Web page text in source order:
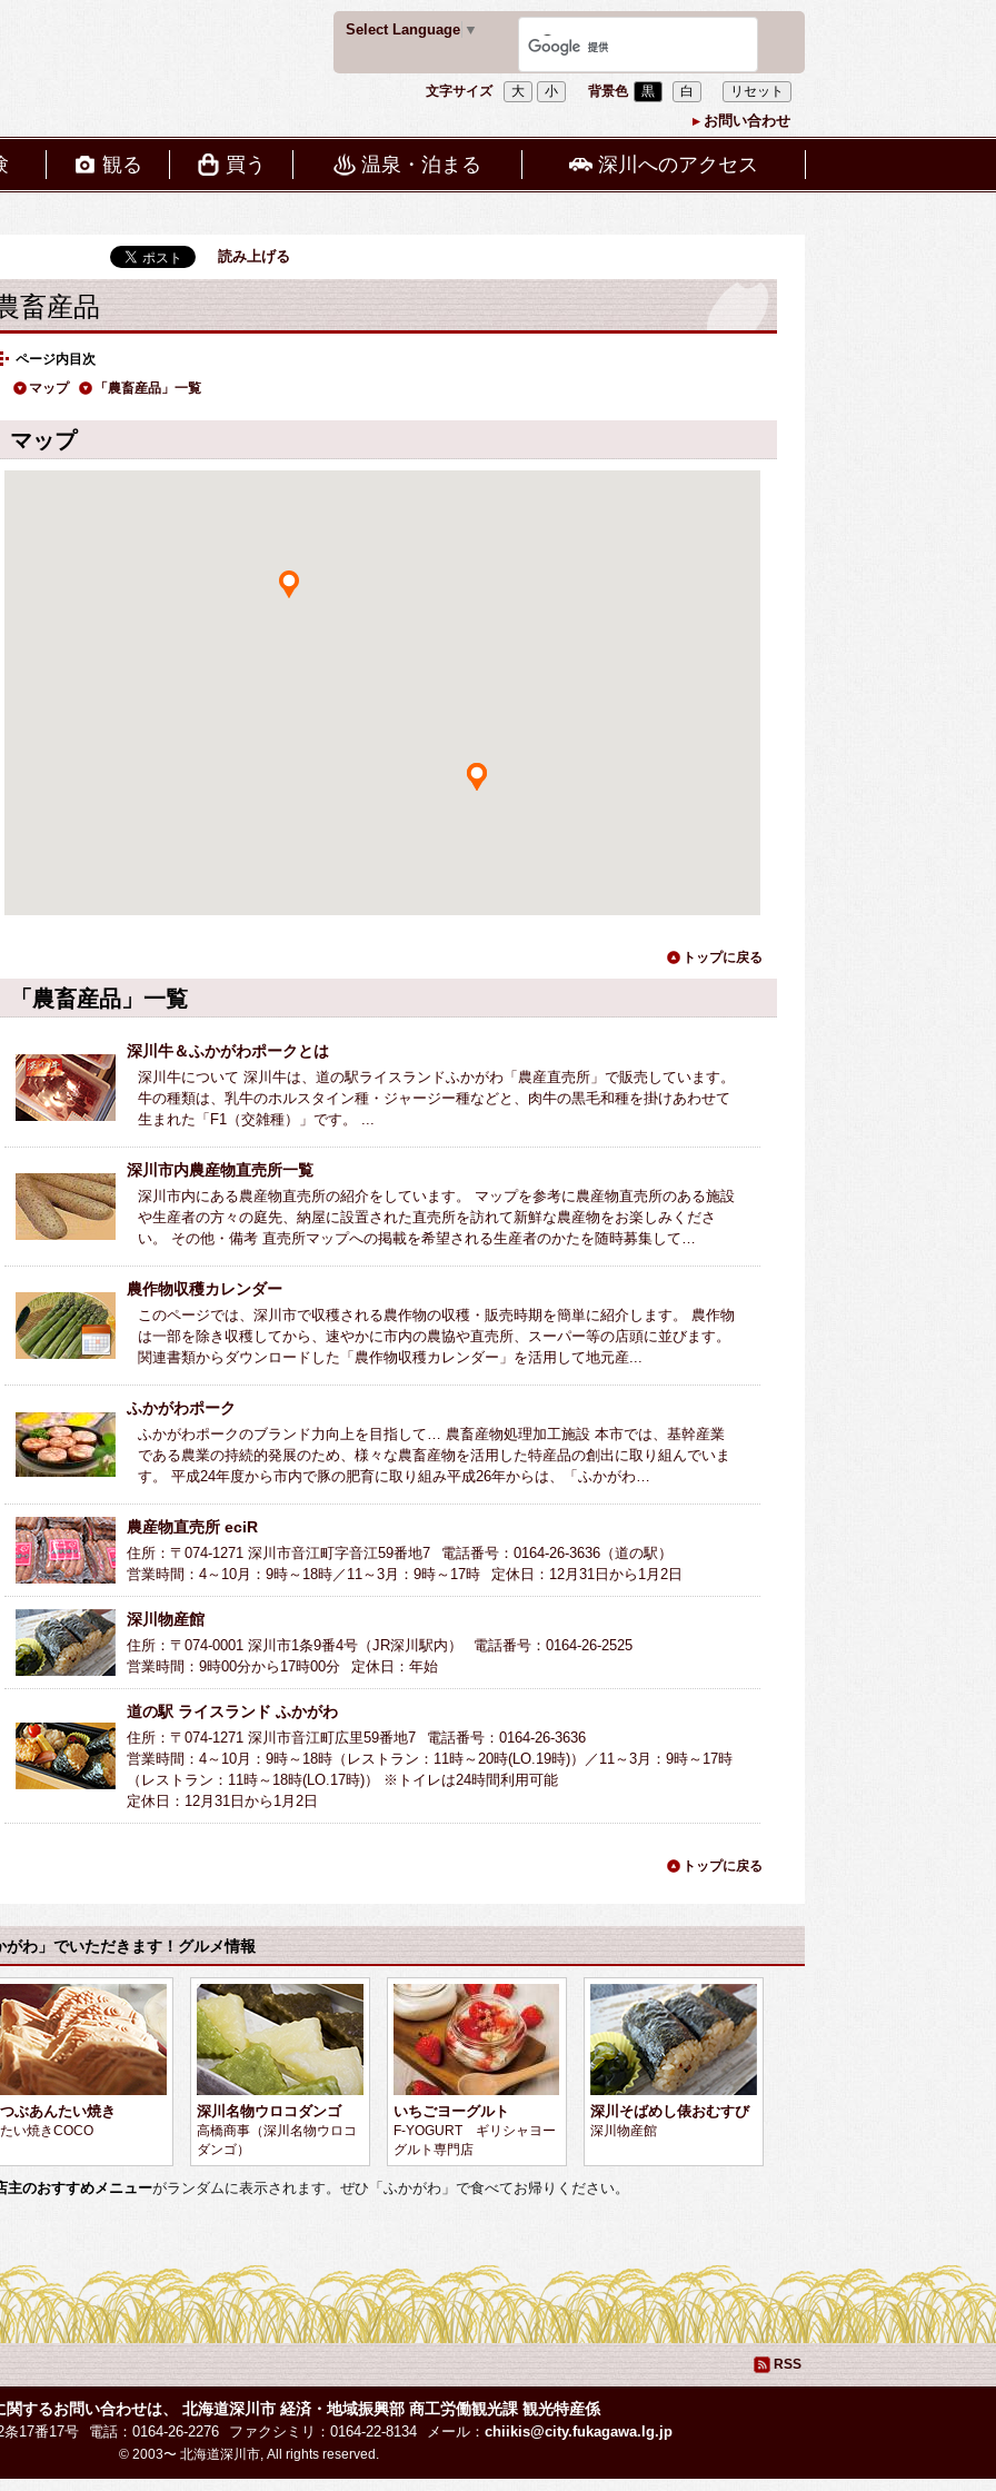
Select Language ▼
文字サイズ 大 小 背景色 黒 白 リセット
お問い合わせ
観る 買う 温泉・泊まる 深川へのアクセス
読み上げる
畜産品
ページ内目次
マップ 「農畜産品」一覧
マップ
トップに戻る
「農畜産品」一覧
深川牛＆ふかがわポークとは
深川牛について 深川牛は、道の駅ライスランドふかがわ「農産直売所」で販売しています。
牛の種類は、乳牛のホルスタイン種・ジャージー種などと、肉牛の黒毛和種を掛けあわせて
生まれた「F1（交雑種）」です。 ...
深川市内農産物直売所一覧
深川市内にある農産物直売所の紹介をしています。 マップを参考に農産物直売所のある施設
や生産者の方々の庭先、納屋に設置された直売所を訪れて新鮮な農産物をお楽しみくださ
い。 その他・備考 直売所マップへの掲載を希望される生産者のかたを随時募集して…
農作物収穫カレンダー
このページでは、深川市で収穫される農作物の収穫・販売時期を簡単に紹介します。 農作物
は一部を除き収穫してから、速やかに市内の農協や直売所、スーパー等の店頭に並びます。
関連書類からダウンロードした「農作物収穫カレンダー」を活用して地元産...
ふかがわポーク
ふかがわポークのブランド力向上を目指して… 農畜産物処理加工施設 本市では、基幹産業
である農業の持続的発展のため、様々な農畜産物を活用した特産品の創出に取り組んでいま
す。 平成24年度から市内で豚の肥育に取り組み平成26年からは、「ふかがわ…
農産物直売所 eciR
住所：〒074-1271 深川市音江町字音江59番地7
電話番号：0164-26-3636（道の駅）
営業時間：4～10月：9時～18時／11～3月：9時～17時
定休日：12月31日から1月2日
深川物産館
住所：〒074-0001 深川市1条9番4号（JR深川駅内）
電話番号：0164-26-2525
営業時間：9時00分から17時00分
定休日：年始
道の駅 ライスランド ふかがわ
住所：〒074-1271 深川市音江町広里59番地7
電話番号：0164-26-3636
営業時間：4～10月：9時～18時（レストラン：11時～20時(LO.19時)）／11～3月：9時～17時
（レストラン：11時～18時(LO.17時)） ※トイレは24時間利用可能
定休日：12月31日から1月2日
トップに戻る
がわ」でいただきます！グルメ情報
つぶあんたい焼き
たい焼きCOCO
深川名物ウロコダンゴ
高橋商事（深川名物ウロコ
ダンゴ）
いちごヨーグルト
F-YOGURT ギリシャヨー
グルト専門店
深川そばめし俵おむすび
深川物産館
主のおすすめメニューがランダムに表示されます。ぜひ「ふかがわ」で食べてお帰りください。
RSS
するお問い合わせは、 北海道深川市 経済・地域振興部 商工労働観光課 観光特産係
17番17号 電話：0164-26-2276 ファクシミリ：0164-22-8134 メール： chiikis@city.fukagawa.lg.jp
© 2003〜 北海道深川市, All rights reserved.